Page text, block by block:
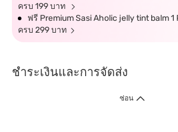
ครบ 199 บาท
ฟรี Premium Sasi Aholic jelly tint balm 1
ครบ 299 บาท
ชำระเงินและการจัดส่ง
ซ่อน